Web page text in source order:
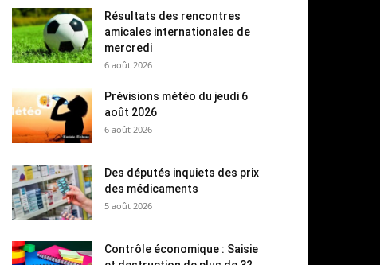
Résultats des rencontres
amicales internationales de
mercredi
6 août 2026
Prévisions météo du jeudi 6
août 2026
6 août 2026
Des députés inquiets des prix
des médicaments
5 août 2026
Contrôle économique : Saisie